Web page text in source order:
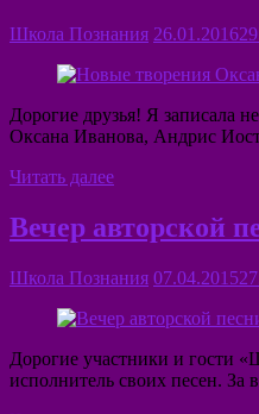
Школа Познания 26.01.2016
Дорогие друзья! Я записала
Оксана Иванова, Андрис
Читать далее
Вечер авторской
Школа Познания 07.04.2015
Дорогие участники и гости
исполнитель своих песен. За